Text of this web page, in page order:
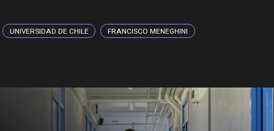
UNIVERSIDAD DE CHILE FRANCISCO MENEGHINI